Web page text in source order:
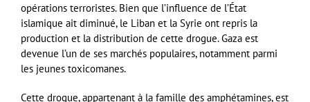
opérations terroristes. Bien que l’influence de l’État
islamique ait diminué, le Liban et la Syrie ont repris la
production et la distribution de cette drogue. Gaza est
devenue l’un de ses marchés populaires, notamment parmi
les jeunes toxicomanes.
Cette drogue, appartenant à la famille des amphétamines, est